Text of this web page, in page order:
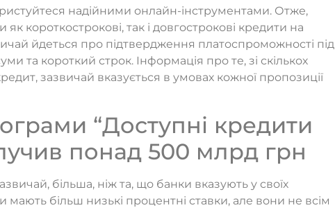
надійними онлайн-інструментами. Отже,
короткострокові, так і довгострокові кредити на
йдеться про підтвердження платоспроможності під
та короткий строк. Інформація про те, зі скількох
зазвичай вказується в умовах кожної пропозиції
“Доступні кредити
понад 500 млрд грн
більша, ніж та, що банки вказують у своїх
мають більш низькі процентні ставки, але вони не всім